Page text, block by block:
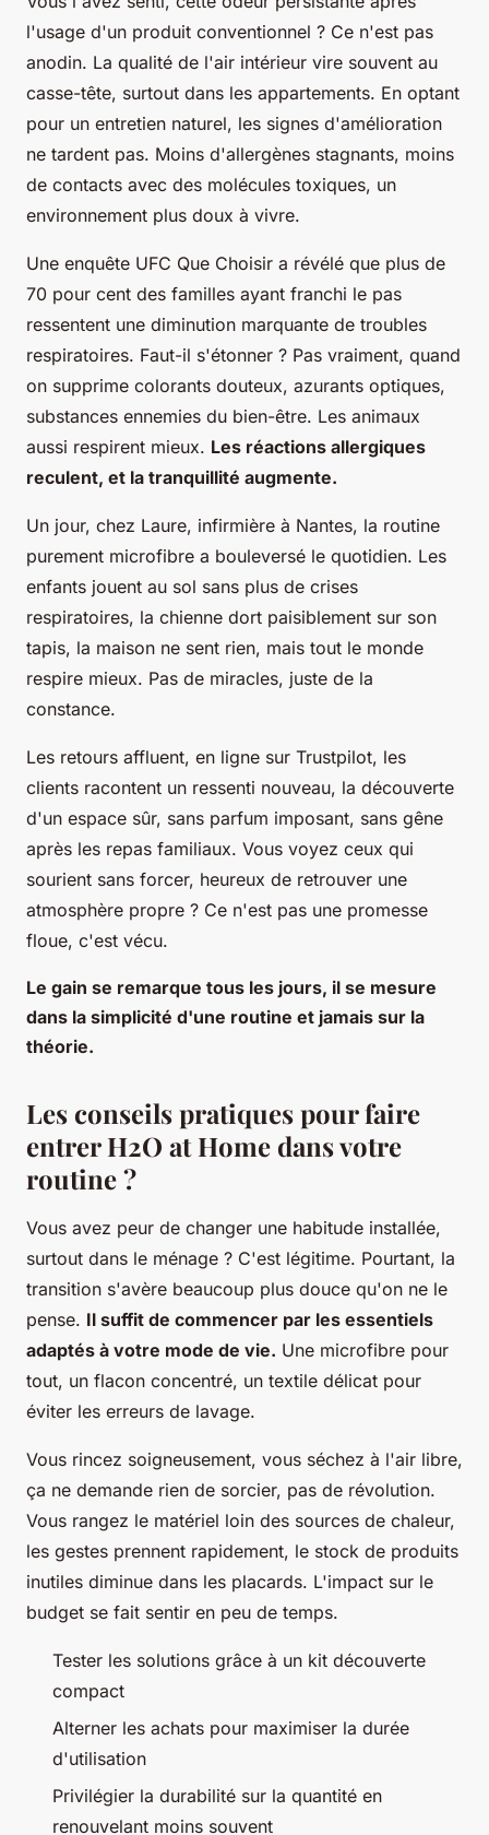
l'usage d'un produit conventionnel ? Ce n'est pas
anodin. La qualité de l'air intérieur vire souvent au
casse-tête, surtout dans les appartements. En optant
pour un entretien naturel, les signes d'amélioration
ne tardent pas. Moins d'allergènes stagnants, moins
de contacts avec des molécules toxiques, un
environnement plus doux à vivre.
Une enquête UFC Que Choisir a révélé que plus de
70 pour cent des familles ayant franchi le pas
ressentent une diminution marquante de troubles
respiratoires. Faut-il s'étonner ? Pas vraiment, quand
on supprime colorants douteux, azurants optiques,
substances ennemies du bien-être. Les animaux
aussi respirent mieux. Les réactions allergiques
reculent, et la tranquillité augmente.
Un jour, chez Laure, infirmière à Nantes, la routine
purement microfibre a bouleversé le quotidien. Les
enfants jouent au sol sans plus de crises
respiratoires, la chienne dort paisiblement sur son
tapis, la maison ne sent rien, mais tout le monde
respire mieux. Pas de miracles, juste de la
constance.
Les retours affluent, en ligne sur Trustpilot, les
clients racontent un ressenti nouveau, la découverte
d'un espace sûr, sans parfum imposant, sans gêne
après les repas familiaux. Vous voyez ceux qui
sourient sans forcer, heureux de retrouver une
atmosphère propre ? Ce n'est pas une promesse
floue, c'est vécu.
Le gain se remarque tous les jours, il se mesure
dans la simplicité d'une routine et jamais sur la
théorie.
Les conseils pratiques pour faire
entrer H2O at Home dans votre
routine ?
Vous avez peur de changer une habitude installée,
surtout dans le ménage ? C'est légitime. Pourtant, la
transition s'avère beaucoup plus douce qu'on ne le
pense. Il suffit de commencer par les essentiels
adaptés à votre mode de vie. Une microfibre pour
tout, un flacon concentré, un textile délicat pour
éviter les erreurs de lavage.
Vous rincez soigneusement, vous séchez à l'air libre,
ça ne demande rien de sorcier, pas de révolution.
Vous rangez le matériel loin des sources de chaleur,
les gestes prennent rapidement, le stock de produits
inutiles diminue dans les placards. L'impact sur le
budget se fait sentir en peu de temps.
Tester les solutions grâce à un kit découverte
compact
Alterner les achats pour maximiser la durée
d'utilisation
Privilégier la durabilité sur la quantité en
renouvelant moins souvent